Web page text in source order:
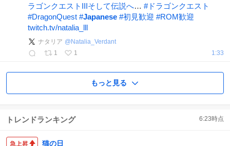
ラゴンクエストIIIそして伝説へ… #ドラゴンクエスト
#DragonQuest #Japanese #初見歓迎 #ROM歓迎
twitch.tv/natalia_lll
ナタリア @ Natalia_Verdant
1
1 1:33
もっと見る
トレンドランキング 6:23時点
猫の日